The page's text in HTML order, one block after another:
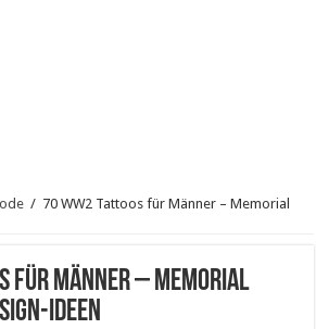
/ 70 WW2 Tattoos für Männer – Memorial
für Männer – Memorial
Ideen